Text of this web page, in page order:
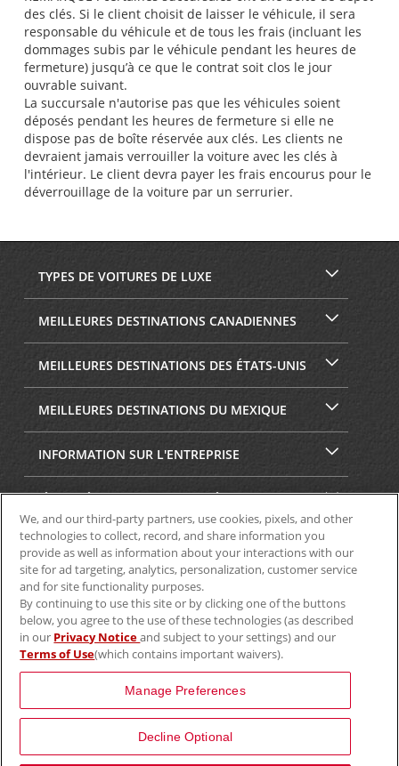
des clés. Si le client choisit de laisser le véhicule, il sera
responsable du véhicule et de tous les frais (incluant les
dommages subis par le véhicule pendant les heures de
fermeture) jusqu’à ce que le contrat soit clos le jour
ouvrable suivant.
La succursale n'autorise pas que les véhicules soient
déposés pendant les heures de fermeture si elle ne
dispose pas de boîte réservée aux clés. Les clients ne
devraient jamais verrouiller la voiture avec les clés à
l'intérieur. Le client devra payer les frais encourus pour le
déverrouillage de la voiture par un serrurier.
TYPES DE VOITURES DE LUXE
MEILLEURES DESTINATIONS CANADIENNES
MEILLEURES DESTINATIONS DES ÉTATS-UNIS
MEILLEURES DESTINATIONS DU MEXIQUE
INFORMATION SUR L'ENTREPRISE
SÉCURITÉ ET CONFIDENTIALITÉ
We, and our third-party partners, use cookies, pixels, and other
technologies to collect, record, and share information you
provide as well as information about your interactions with our
site for ad targeting, analytics, personalization, customer service
and for site functionality purposes.
By continuing to use this site or by clicking one of the buttons
below, you agree to the use of these technologies (as described
in our Privacy Noticeand subject to your settings) and our
Terms of Use(which contains important waivers).
Manage Preferences
Decline Optional